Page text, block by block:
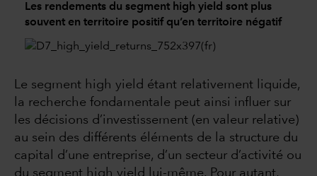
Les rendements du segment high yield sont plus
souvent en territoire positif qu’en territoire négatif
Le segment high yield étant relativement liquide,
la recherche fondamentale peut ainsi influer sur
les décisions d’investissement (en valeur relative)
au sein des différents éléments de la structure du
capital d’une entreprise, d’un secteur d’activité ou
du segment high yield lui-même. Pour autant,